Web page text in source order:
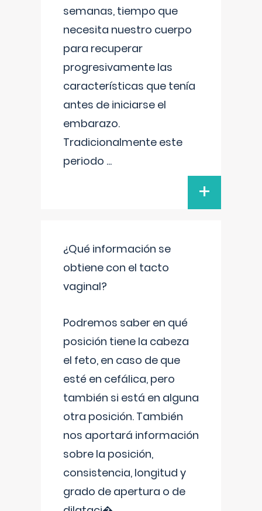
semanas, tiempo que
necesita nuestro cuerpo
para recuperar
progresivamente las
características que tenía
antes de iniciarse el
embarazo.
Tradicionalmente este
periodo ...
+
¿Qué información se
obtiene con el tacto
vaginal?
Podremos saber en qué
posición tiene la cabeza
el feto, en caso de que
esté en cefálica, pero
también si está en alguna
otra posición. También
nos aportará información
sobre la posición,
consistencia, longitud y
grado de apertura o de